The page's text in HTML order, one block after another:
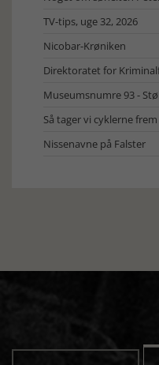
TV-tips, uge 32, 2026
Nicobar-Krøniken
Direktoratet for
Museumsnumre 93 -
Så tager vi cyklerne frem
Nissenavne på Falster